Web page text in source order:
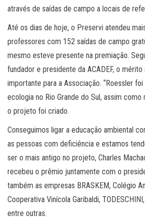
através de saídas de campo a locais de
Até os dias de hoje, o Preservi atendeu
professores com 152 saídas de campo
mesmo esteve presente na premiação.
fundador e presidente da ACADEF, o
importante para a Associação. “Roessler
ecologia no Rio Grande do Sul, assim como
o projeto foi criado.
Conseguimos ligar a educação ambiental
as pessoas com deficiência e estamos
ser o mais antigo no projeto, Charles
recebeu o prêmio juntamente com o
também as empresas BRASKEM, Colégio
Cooperativa Vinícola Garibaldi,
entre outras.